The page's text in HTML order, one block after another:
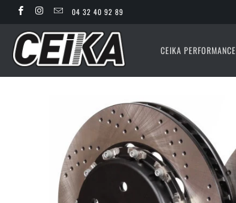
04 32 40 92 89
CEIKA PERFORMANCE